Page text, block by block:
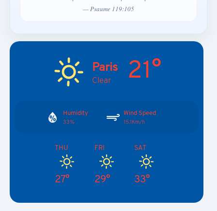
— Psaume 119:105
Paris
Clear 21°
Humidity
33%
Wind Speed
15.1Km/h
THU
27°
FRI
29°
SAT
33°